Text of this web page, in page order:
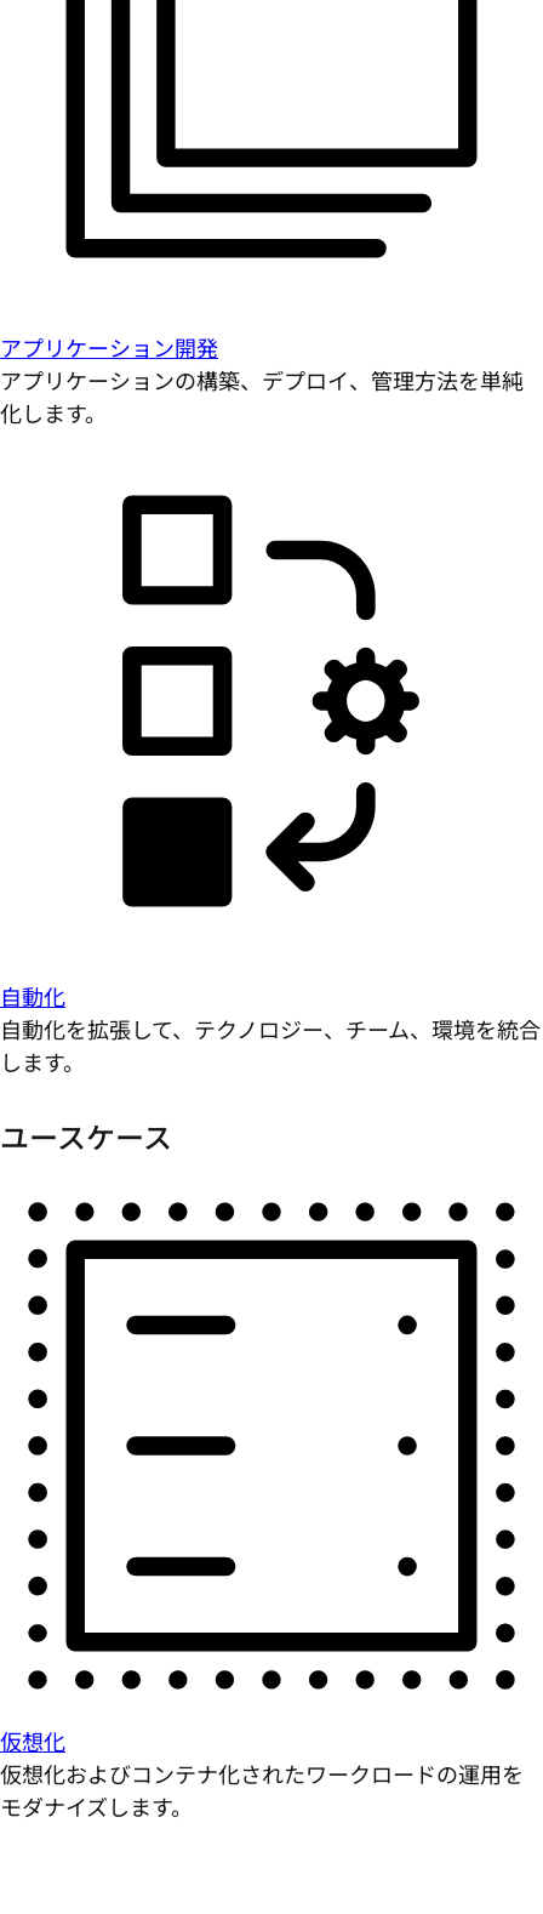
アプリケーション開発
アプリケーションの構築、デプロイ、管理方法を単純
化します。
自動化
自動化を拡張して、テクノロジー、チーム、環境を統合
します。
ユースケース
仮想化
仮想化およびコンテナ化されたワークロードの運用を
モダナイズします。